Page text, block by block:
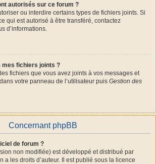
autorisés sur ce forum ?
ou interdire certains types de fichiers joints. Si
qui est autorisé à être transféré, contactez
d’informations.
fichiers joints ?
fichiers que vous avez joints à vos messages et
votre panneau de l’utilisateur puis Gestion des
Concernant phpBB
de forum ?
non modifiée) est développé et distribué par
a les droits d’auteur. Il est publié sous la licence